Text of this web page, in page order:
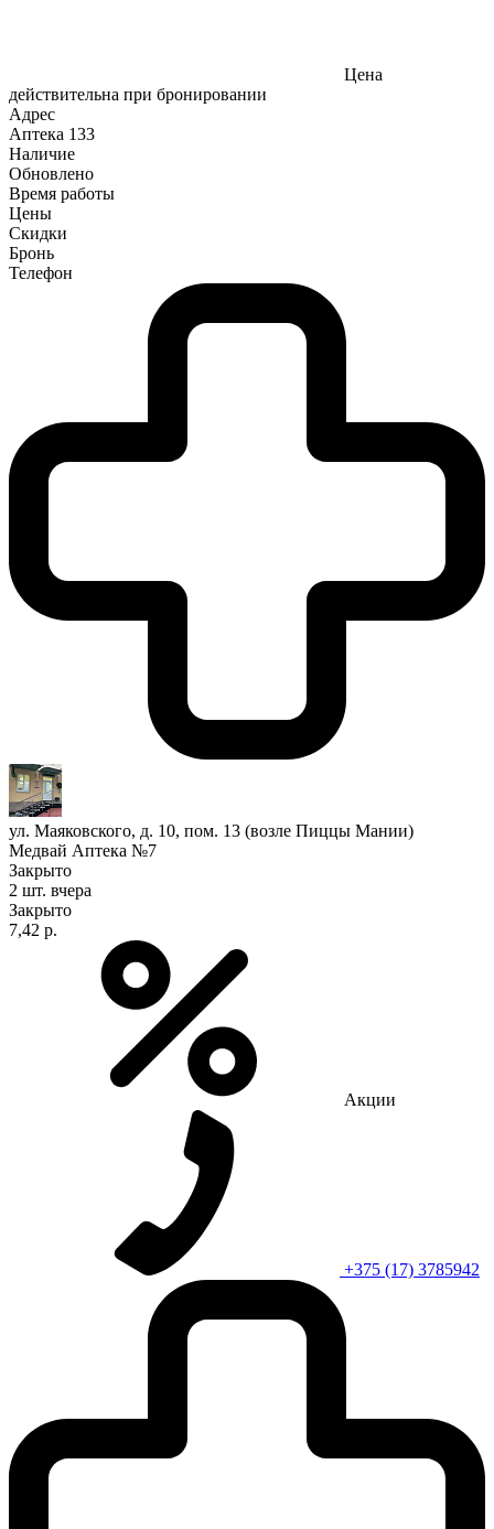
Цена
действительна при бронировании
Адрес
Аптека 133
Наличие
Обновлено
Время работы
Цены
Скидки
Бронь
Телефон
ул. Маяковского, д. 10, пом. 13 (возле Пиццы Мании)
Медвай Аптека №7
Закрыто
2 шт. вчера
Закрыто
7,42 р.
Акции
+375 (17) 3785942